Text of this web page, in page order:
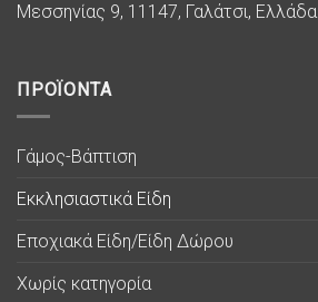
Μεσσηνίας 9, 11147, Γαλάτσι, Ελλάδα
ΠΡΟΪΟΝΤΑ
Γάμος-Βάπτιση
Εκκλησιαστικά Είδη
Εποχιακά Είδη/Είδη Δώρου
Χωρίς κατηγορία